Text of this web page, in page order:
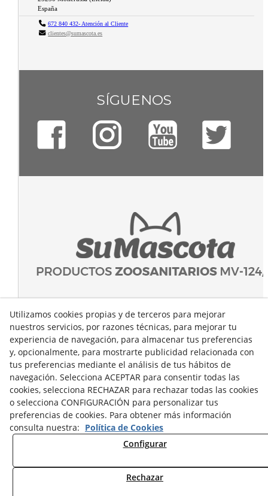
España
672 840 432- Atención al Cliente
clientes@sumascota.es
SÍGUENOS
Utilizamos cookies propias y de terceros para mejorar
nuestros servicios, por razones técnicas, para mejorar tu
experiencia de navegación, para almacenar tus preferencias
y, opcionalmente, para mostrarte publicidad relacionada con
tus preferencias mediante el análisis de tus hábitos de
navegación. Selecciona ACEPTAR para consentir todas las
cookies, selecciona RECHAZAR para rechazar todas las cookies
o selecciona CONFIGURACIÓN para personalizar tus
preferencias de cookies. Para obtener más información
consulta nuestra: Política de Cookies
Configurar
Rechazar